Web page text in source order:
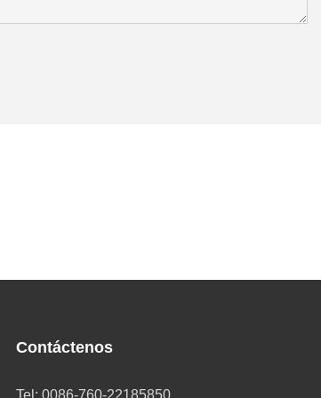
Contáctenos
Tel: 0086-760-22185850